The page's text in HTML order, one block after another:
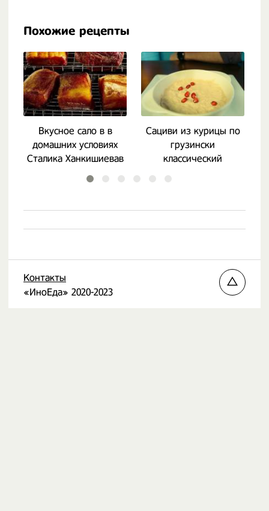
Похожие рецепты
Вкусное сало в в
домашних условиях
Сталика Ханкишиевав
Сациви из курицы по
грузински
классический
Контакты
«ИноЕда» 2020-2023